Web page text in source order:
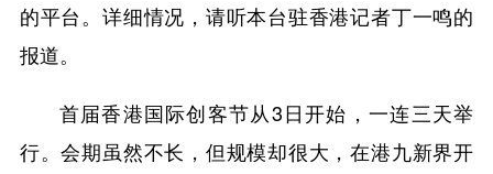
的平台。详细情况，请听本台驻香港记者丁一鸣的
报道。
首届香港国际创客节从3日开始，一连三天举
行。会期虽然不长，但规模却很大，在港九新界开